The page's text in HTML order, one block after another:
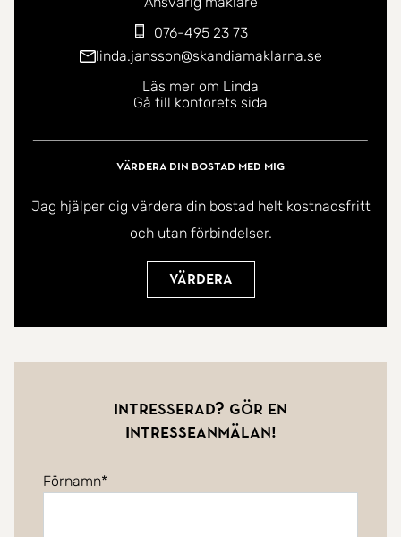
076-495 23 73
linda.jansson@skandiamaklarna.se
Läs mer om Linda
Gå till kontorets sida
Värdera din bostad med mig
Jag hjälper dig värdera din bostad helt kostnadsfritt
och utan förbindelser.
Värdera
Intresserad? Gör en
intresseanmälan!
Förnamn